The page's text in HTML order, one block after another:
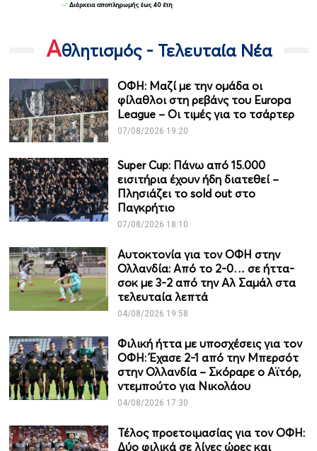
Αθλητισμός - Τελευταία Νέα
ΟΦΗ: Μαζί με την ομάδα οι
φίλαθλοι στη ρεβάνς του Europa
League – Οι τιμές για το τσάρτερ
07/08/2026 19:20
Super Cup: Πάνω από 15.000
εισιτήρια έχουν ήδη διατεθεί –
Πλησιάζει το sold out στο
Παγκρήτιο
07/08/2026 18:10
Αυτοκτονία για τον ΟΦΗ στην
Ολλανδία: Από το 2-0… σε ήττα-
σοκ με 3-2 από την Αλ Σαμάλ στα
τελευταία λεπτά
04/08/2026 19:58
Φιλική ήττα με υποσχέσεις για τον
ΟΦΗ: Έχασε 2-1 από την Μπερσότ
στην Ολλανδία – Σκόραρε ο Αϊτόρ,
ντεμπούτο για Νικολάου
04/08/2026 17:30
Τέλος προετοιμασίας για τον ΟΦΗ:
Δύο φιλικά σε λίγες ώρες και